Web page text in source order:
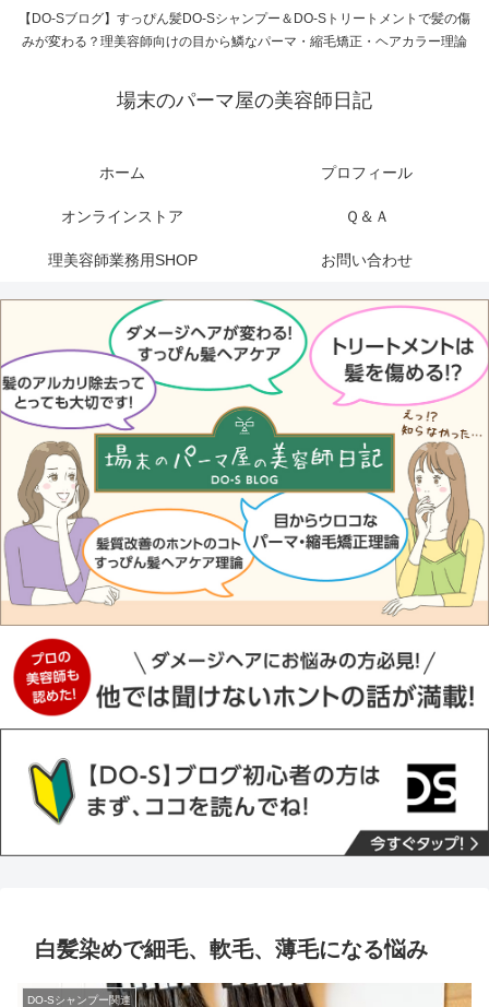
【DO-Sブログ】すっぴん髪DO-Sシャンプー＆DO-Sトリートメントで髪の傷
みが変わる？理美容師向けの目から鱗なパーマ・縮毛矯正・ヘアカラー理論
場末のパーマ屋の美容師日記
ホーム プロフィール
オンラインストア Ｑ＆Ａ
理美容師業務用SHOP お問い合わせ
白髪染めで細毛、軟毛、薄毛になる悩み
DO-Sシャンプー関連